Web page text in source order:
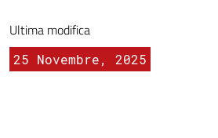
Ultima modifica
25 Novembre, 2025